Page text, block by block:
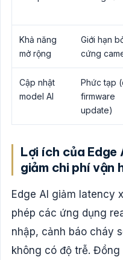
Khả năng
mở rộng
Giới hạn
cứng
Cập nhật
model AI
Phức tạp
firmware
update)
Lợi ích của Edge
giảm chi phí vận
Edge AI giảm latency
phép các ứng dụng
nhập, cảnh báo cháy
không có độ trễ.